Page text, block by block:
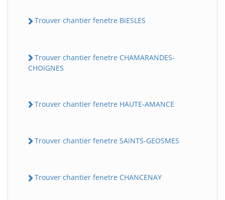
Trouver chantier fenetre BiESLES
Trouver chantier fenetre CHAMARANDES-
CHOiGNES
Trouver chantier fenetre HAUTE-AMANCE
Trouver chantier fenetre SAiNTS-GEOSMES
Trouver chantier fenetre CHANCENAY